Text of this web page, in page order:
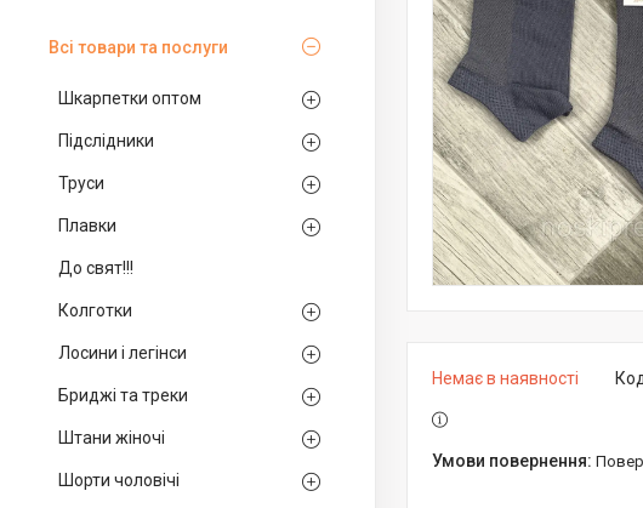
Всі товари та послуги
Шкарпетки оптом
Підслідники
Труси
Плавки
До свят!!!
Колготки
Лосини і легінси
Бриджі та треки
Штани жіночі
Шорти чоловічі
Немає в наявності